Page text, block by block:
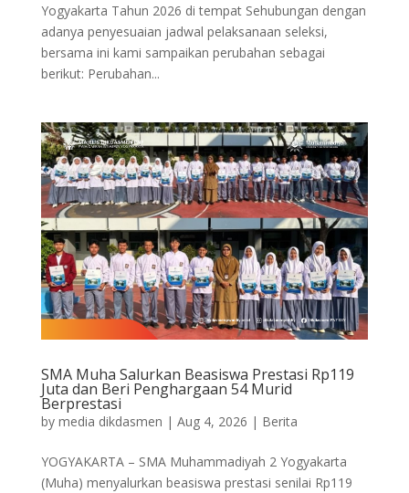
Yogyakarta Tahun 2026 di tempat Sehubungan dengan
adanya penyesuaian jadwal pelaksanaan seleksi,
bersama ini kami sampaikan perubahan sebagai
berikut: Perubahan...
SMA Muha Salurkan Beasiswa Prestasi Rp119
Juta dan Beri Penghargaan 54 Murid
Berprestasi
by media dikdasmen | Aug 4, 2026 | Berita
YOGYAKARTA – SMA Muhammadiyah 2 Yogyakarta
(Muha) menyalurkan beasiswa prestasi senilai Rp119